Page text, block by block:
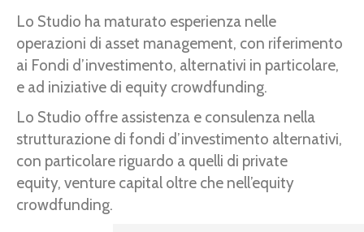
Lo Studio ha maturato esperienza nelle
operazioni di asset management, con riferimento
ai Fondi d’investimento, alternativi in particolare,
e ad iniziative di equity crowdfunding.
Lo Studio offre assistenza e consulenza nella
strutturazione di fondi d’investimento alternativi,
con particolare riguardo a quelli di private
equity, venture capital oltre che nell’equity
crowdfunding.